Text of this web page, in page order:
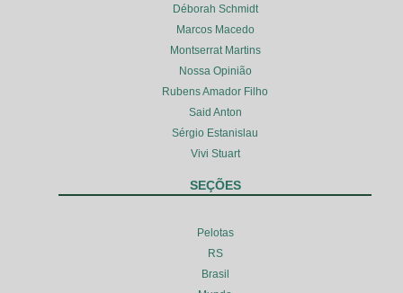
Déborah Schmidt
Marcos Macedo
Montserrat Martins
Nossa Opinião
Rubens Amador Filho
Said Anton
Sérgio Estanislau
Vivi Stuart
SEÇÕES
Pelotas
RS
Brasil